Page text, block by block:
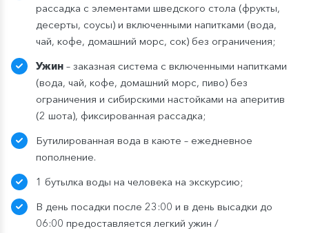
рассадка с элементами шведского стола (фрукты,
десерты, соусы) и включенными напитками (вода,
чай, кофе, домашний морс, сок) без ограничения;
Ужин – заказная система с включенными напитками
(вода, чай, кофе, домашний морс, пиво) без
ограничения и сибирскими настойками на аперитив
(2 шота), фиксированная рассадка;
Бутилированная вода в каюте – ежедневное
пополнение.
1 бутылка воды на человека на экскурсию;
В день посадки после 23:00 и в день высадки до
06:00 предоставляется легкий ужин /